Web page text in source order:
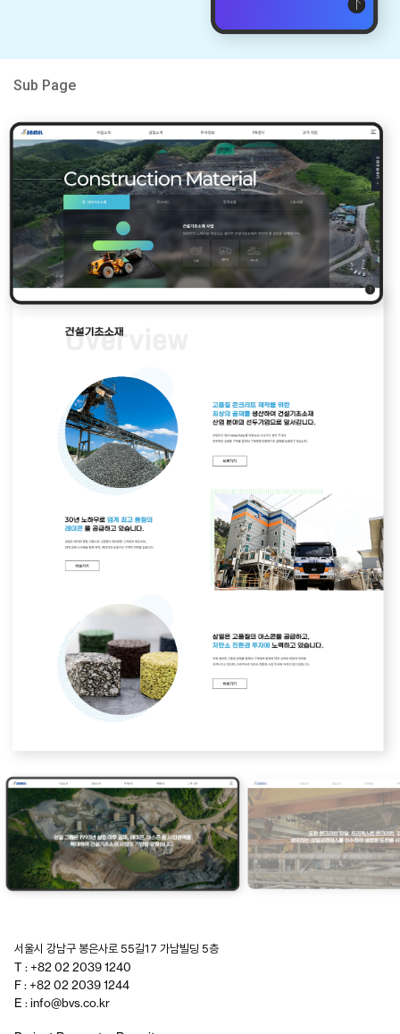
Sub Page
서울시 강남구 봉은사로 55길17 가남빌딩 5층
T : +82 02 2039 1240
F : +82 02 2039 1244
E : info@bvs.co.kr